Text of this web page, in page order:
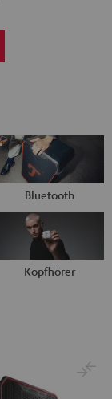
Bluetooth
Kopfhörer